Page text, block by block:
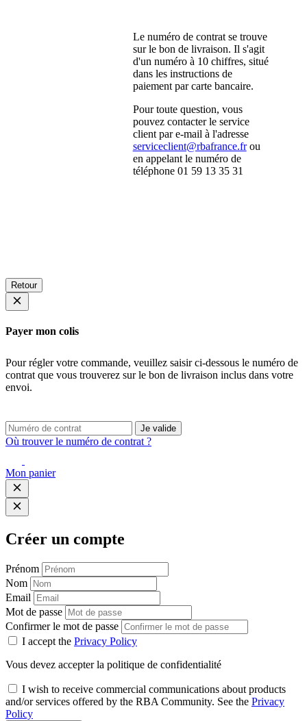
Le numéro de contrat se trouve
sur le bon de livraison. Il s'agit
d'un numéro à 10 chiffres, situé
dans les instructions de
paiement par carte bancaire.
Pour toute question, vous
pouvez contacter le service
client par e-mail à l'adresse
serviceclient@rbafrance.frou
en appelant le numéro de
téléphone 01 59 13 35 31
Retour
Payer mon colis
Pour régler votre commande, veuillez saisir ci-dessous le numéro de
contrat que vous trouverez sur le bon de livraison inclus dans votre
envoi.
Je valide
Où trouver le numéro de contrat ?
Mon panier
Créer un compte
Prénom
Nom
Email
Mot de passe
Confirmer le mot de passe
I accept the Privacy Policy
Vous devez accepter la politique de confidentialité
I wish to receive commercial communications about products
and/or services offered by the RBA Community. See the Privacy
Policy